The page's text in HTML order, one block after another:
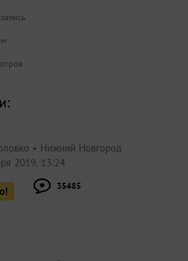
Нижний Новгород
2019, 13:24
35485